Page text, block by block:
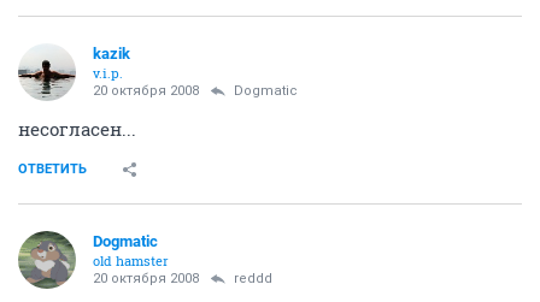
kazik
v.i.p.
20 октября 2008 Dogmatic
несогласен...
ОТВЕТИТЬ
Dogmatic
old hamster
20 октября 2008 reddd